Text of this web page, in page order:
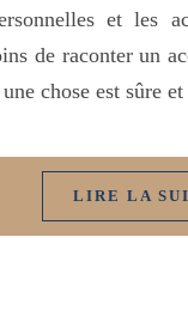
et les
de raconter un
chose est sûre
LIRE LA